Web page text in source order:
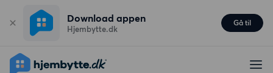
Download appen
Hjembytte.dk
Gå til